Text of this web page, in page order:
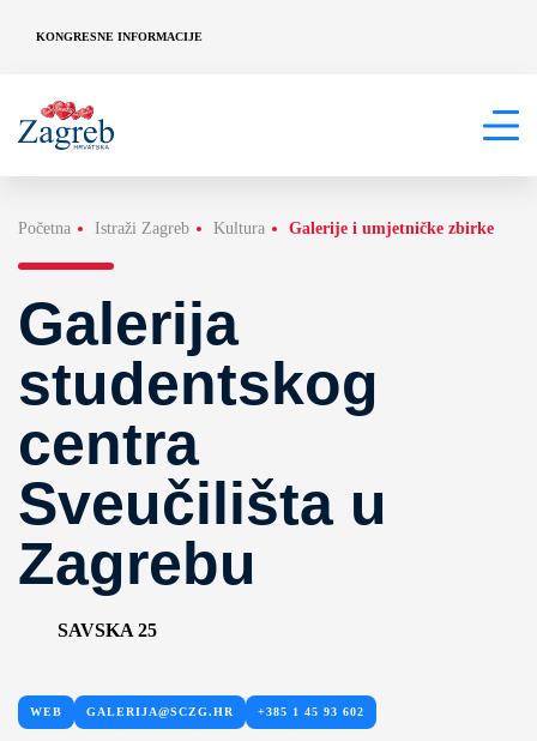
KONGRESNE INFORMACIJE
Početna Istraži Zagreb Kultura Galerije i umjetničke zbirke
Galerija
studentskog
centra
Sveučilišta u
Zagrebu
SAVSKA 25
WEB GALERIJA@SCZG.HR +385 1 45 93 602